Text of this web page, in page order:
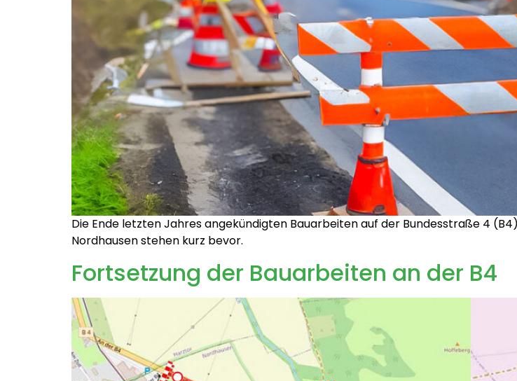
Die Ende letzten Jahres angekündigten Bauarbeiten auf der Bundesstraße 4
Nordhausen stehen kurz bevor.
Fortsetzung der Bauarbeiten an der B4